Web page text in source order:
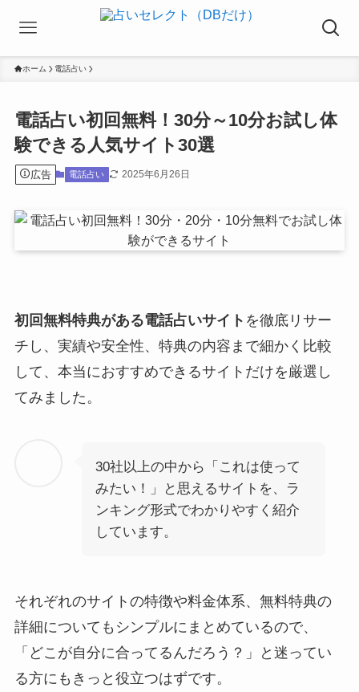
ホーム 電話占い
電話占い初回無料！30分～10分お試し体
験できる人気サイト30選
広告 電話占い 2025年6月26日
初回無料特典がある電話占いサイト を徹底リサー
チし、実績や安全性、特典の内容まで細かく比較
して、本当におすすめできるサイトだけを厳選し
てみました。
30社以上の中から「これは使って
みたい！」と思えるサイトを、ラ
ンキング形式でわかりやすく紹介
しています。
それぞれのサイトの特徴や料金体系、無料特典の
詳細についてもシンプルにまとめているので、
「どこが自分に合ってるんだろう？」と迷ってい
る方にもきっと役立つはずです。